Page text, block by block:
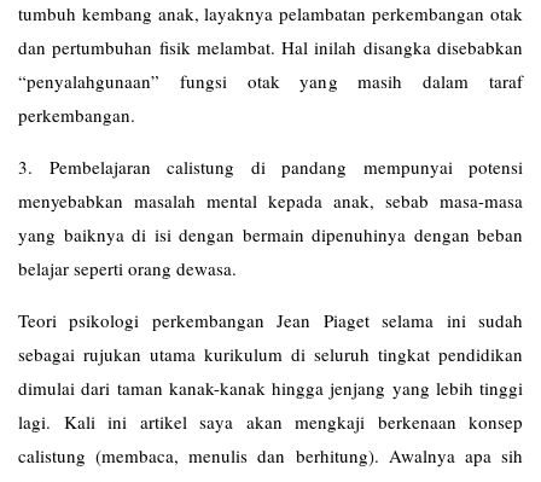
tumbuh kembang anak, layaknya pelambatan perkembangan otak
dan pertumbuhan fisik melambat. Hal inilah disangka disebabkan
“penyalahgunaan” fungsi otak yang masih dalam taraf
perkembangan.
3. Pembelajaran calistung di pandang mempunyai potensi
menyebabkan masalah mental kepada anak, sebab masa-masa
yang baiknya di isi dengan bermain dipenuhinya dengan beban
belajar seperti orang dewasa.
Teori psikologi perkembangan Jean Piaget selama ini sudah
sebagai rujukan utama kurikulum di seluruh tingkat pendidikan
dimulai dari taman kanak-kanak hingga jenjang yang lebih tinggi
lagi. Kali ini artikel saya akan mengkaji berkenaan konsep
calistung (membaca, menulis dan berhitung). Awalnya apa sih